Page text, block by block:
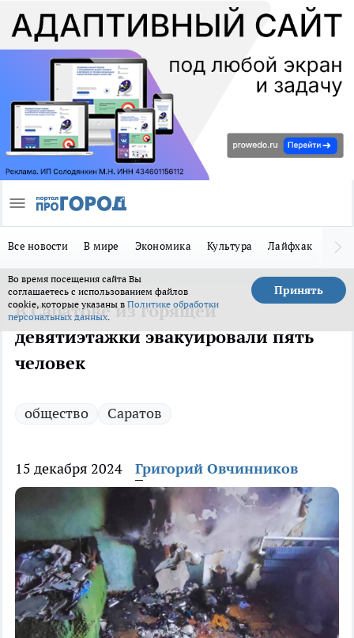
Все новости В мире Экономика Культура Лайфхак
Во время посещения сайта Вы
соглашаетесь с использованием файлов
cookie, которые указаны в Политике обработки
персональных данных.
Принять
В Саратове из горящей
девятиэтажки эвакуировали пять
человек
общество Саратов
15 декабря 2024 Григорий Овчинников